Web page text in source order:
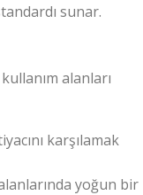
sunar.
alanları
karşılamak
yoğun bir